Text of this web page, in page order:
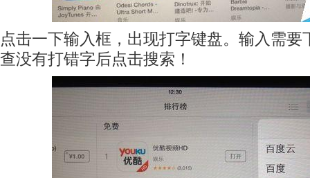
点击一下输入框，出现打字键盘。输入需要
查没有打错字后点击搜索！